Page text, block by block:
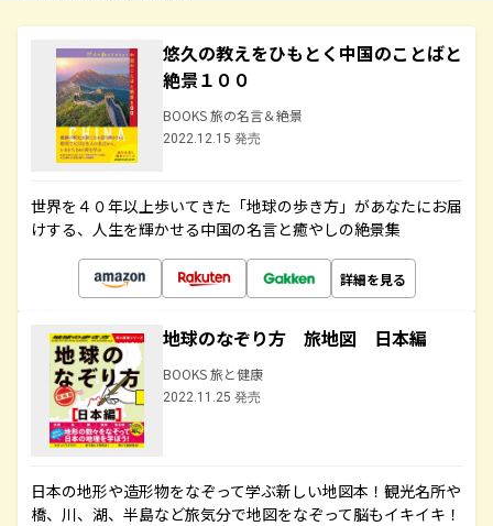
悠久の教えをひもとく中国のことばと
絶景１００
BOOKS 旅の名言＆絶景
2022.12.15 発売
世界を４０年以上歩いてきた「地球の歩き方」があなたにお届
けする、人生を輝かせる中国の名言と癒やしの絶景集
詳細を見る
地球のなぞり方 旅地図 日本編
BOOKS 旅と健康
2022.11.25 発売
日本の地形や造形物をなぞって学ぶ新しい地図本！観光名所や
橋、川、湖、半島など旅気分で地図をなぞって脳もイキイキ！